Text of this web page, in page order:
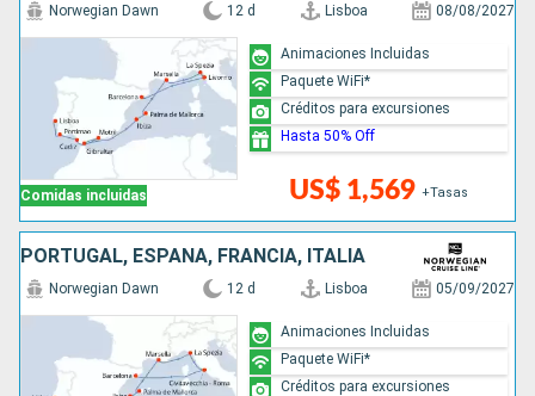
Comidas incluidas
Norwegian Dawn 12 d Lisboa 08/08/2027
US$ 1,569 +Tasas
Animaciones Incluidas
Paquete WiFi*
Créditos para excursiones
Hasta 50% Off
PORTUGAL, ESPAÑA, FRANCIA, ITALIA
Norwegian Dawn 12 d Lisboa 05/09/2027
Animaciones Incluidas
Paquete WiFi*
Créditos para excursiones